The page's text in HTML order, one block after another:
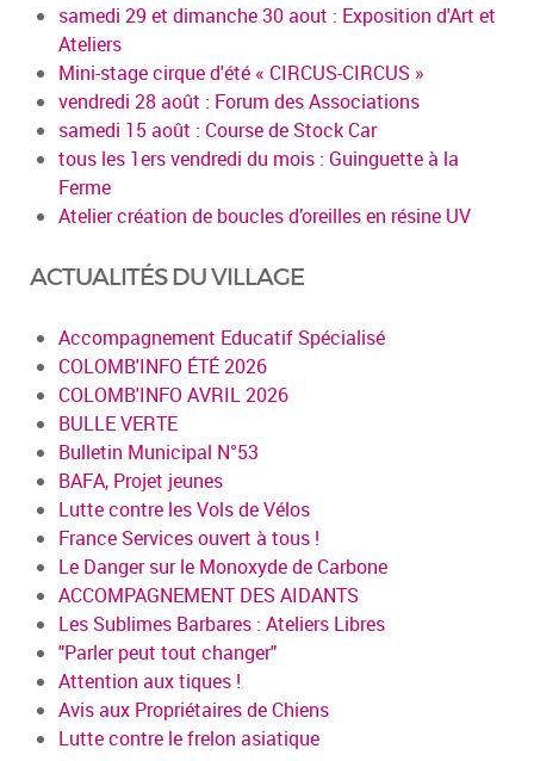
samedi 29 et dimanche 30 aout : Exposition d'Art et
Ateliers
Mini-stage cirque d'été « CIRCUS-CIRCUS »
vendredi 28 août : Forum des Associations
samedi 15 août : Course de Stock Car
tous les 1ers vendredi du mois : Guinguette à la
Ferme
Atelier création de boucles d’oreilles en résine UV
ACTUALITÉS DU VILLAGE
Accompagnement Educatif Spécialisé
COLOMB'INFO ÉTÉ 2026
COLOMB'INFO AVRIL 2026
BULLE VERTE
Bulletin Municipal N°53
BAFA, Projet jeunes
Lutte contre les Vols de Vélos
France Services ouvert à tous !
Le Danger sur le Monoxyde de Carbone
ACCOMPAGNEMENT DES AIDANTS
Les Sublimes Barbares : Ateliers Libres
"Parler peut tout changer"
Attention aux tiques !
Avis aux Propriétaires de Chiens
Lutte contre le frelon asiatique